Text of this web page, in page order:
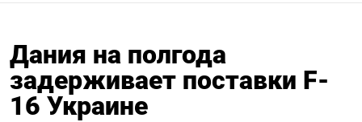
Дания на полгода
задерживает поставки F-
16 Украине